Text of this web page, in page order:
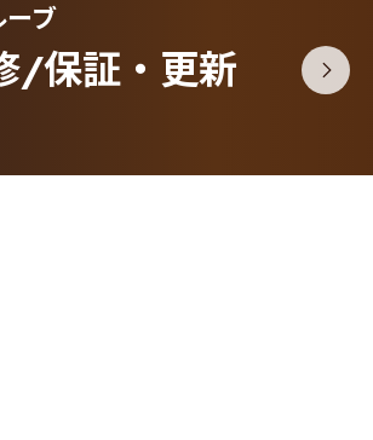
ブ
/保証・更新